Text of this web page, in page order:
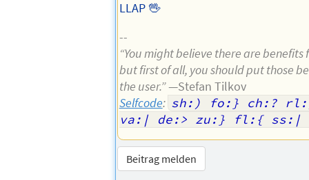
LLAP 🖖
--
“You might believe there are benefits
but first of all, you should put those
the user.”—Stefan Tilkov
Selfcode: sh:) fo:} ch:?
va:| de:> zu:} fl:{
Beitrag melden